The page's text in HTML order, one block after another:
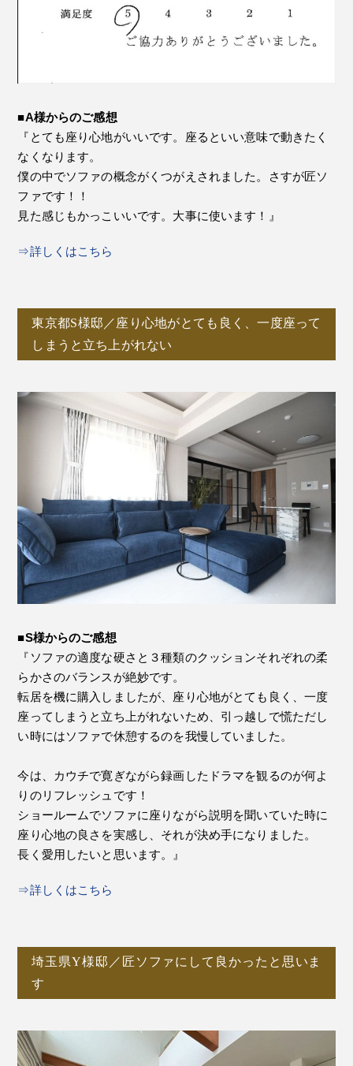
■A様からのご感想
『とても座り心地がいいです。座るといい意味で動きたく
なくなります。
僕の中でソファの概念がくつがえされました。さすが匠ソ
ファです！！
見た感じもかっこいいです。大事に使います！』
⇒詳しくはこちら
東京都S様邸／座り心地がとても良く、一度座って
しまうと立ち上がれない
■S様からのご感想
『ソファの適度な硬さと３種類のクッションそれぞれの柔
らかさのバランスが絶妙です。
転居を機に購入しましたが、座り心地がとても良く、一度
座ってしまうと立ち上がれないため、引っ越しで慌ただし
い時にはソファで休憩するのを我慢していました。
今は、カウチで寛ぎながら録画したドラマを観るのが何よ
りのリフレッシュです！
ショールームでソファに座りながら説明を聞いていた時に
座り心地の良さを実感し、それが決め手になりました。
長く愛用したいと思います。』
⇒詳しくはこちら
埼玉県Y様邸／匠ソファにして良かったと思いま
す